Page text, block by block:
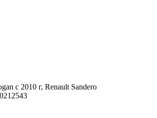
c 2010 г, Renault Sandero